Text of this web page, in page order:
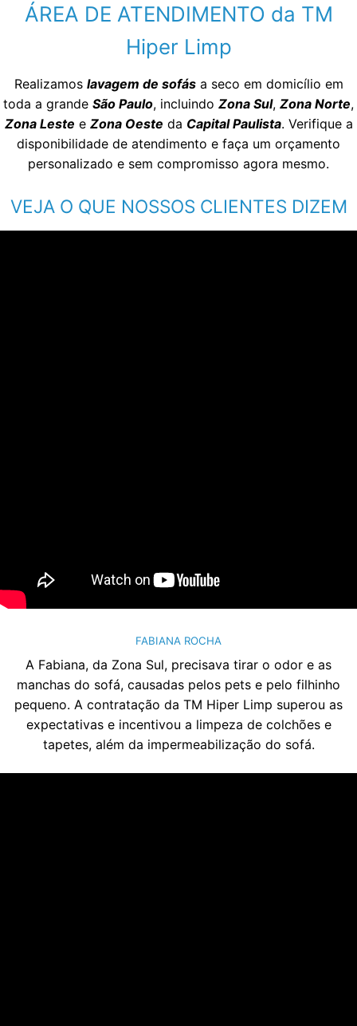
ÁREA DE ATENDIMENTO da TM
Hiper Limp
Realizamos lavagem de sofása seco em domicílio em
toda a grande São Paulo, incluindo Zona Sul, Zona Norte,
Zona Leste e Zona Oeste da Capital Paulista. Verifique a
disponibilidade de atendimento e faça um orçamento
personalizado e sem compromisso agora mesmo.
VEJA O QUE NOSSOS CLIENTES DIZEM
FABIANA ROCHA
A Fabiana, da Zona Sul, precisava tirar o odor e as
manchas do sofá, causadas pelos pets e pelo filhinho
pequeno. A contratação da TM Hiper Limp superou as
expectativas e incentivou a limpeza de colchões e
tapetes, além da impermeabilização do sofá.